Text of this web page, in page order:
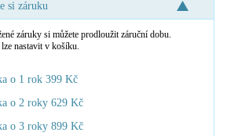
si záruku
záruky si můžete prodloužit záruční dobu.
nastavit v košíku.
o 1 rok 399 Kč
o 2 roky 629 Kč
o 3 roky 899 Kč